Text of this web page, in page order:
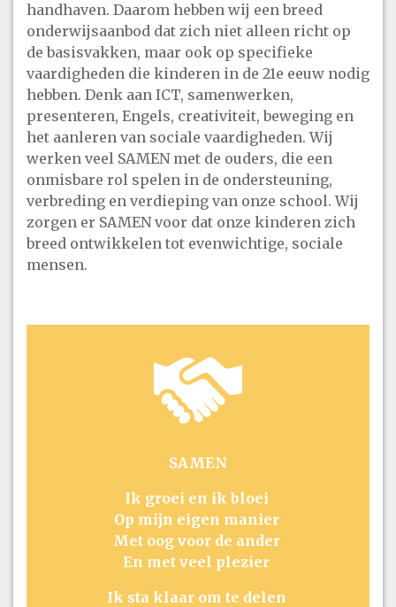
handhaven. Daarom hebben wij een breed
onderwijsaanbod dat zich niet alleen richt op
de basisvakken, maar ook op specifieke
vaardigheden die kinderen in de 21e eeuw nodig
hebben. Denk aan ICT, samenwerken,
presenteren, Engels, creativiteit, beweging en
het aanleren van sociale vaardigheden. Wij
werken veel SAMEN met de ouders, die een
onmisbare rol spelen in de ondersteuning,
verbreding en verdieping van onze school. Wij
zorgen er SAMEN voor dat onze kinderen zich
breed ontwikkelen tot evenwichtige, sociale
mensen.
SAMEN
Ik groei en ik bloei
Op mijn eigen manier
Met oog voor de ander
En met veel plezier
Ik sta klaar om te delen